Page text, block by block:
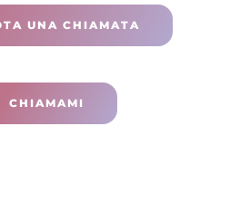
UNA CHIAMATA
CHIAMAMI